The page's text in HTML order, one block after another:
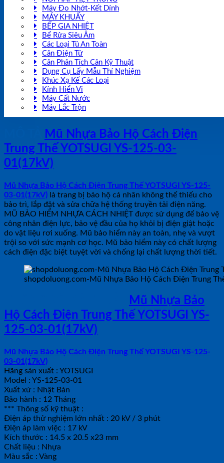
Máy Đo Nhớt-Kết Dính
MÁY KHUẤY
BẾP GIA NHIỆT
Bể Rửa Siêu Âm
Các Loại Tủ An Toàn
Cân Điện Tử
Cân Phân Tích Cân Kỹ Thuật
Dụng Cụ Lấy Mẫu Thí Nghiệm
Khúc Xạ Kế Các Loại
Kính Hiển Vi
Máy Cất Nước
Máy Lắc Trộn
Mũ Nhựa Bảo Hộ Cách Điện
Trung Thế YOTSUGI YS-125-03-
01(17kV)
Mũ Nhựa Bảo Hộ Cách Điện Trung Thế YOTSUGI YS-125-
03-01(17kV) là trang bị bảo hộ cá nhân không thể thiếu cho
bảo trì, lắp đặt và sửa chữa hệ thống truyền tải điện năng.
MŨ BẢO HIỂM NHỰA CÁCH NHIỆT được sử dụng để bảo vệ
công nhân điện lực, bảo vệ đầu của họ khỏi bị điện giật hoặc
do vật liệu rơi xuống. Mũ bảo hiểm này an toàn, nhẹ và vượt
trội so với sức mạnh cơ học. Mũ bảo hiểm này có chất lượng
cách điện đặc biệt tuyệt vời và chống lại chất lượng thời tiết.
shopdoluong.com-Mũ Nhựa Bảo Hộ Cách Điện Trung
Mũ Nhựa Bảo
Hộ Cách Điện Trung Thế YOTSUGI YS-
125-03-01(17kV)
Mũ Nhựa Bảo Hộ Cách Điện Trung Thế YOTSUGI YS-125-
03-01(17kV)
Hãng sản xuất : YOTSUGI
Model : YS-125-03-01
Xuất xứ : Nhật Bản
Bảo hành : 12 Tháng
*** Thông số kỹ thuật :
Điện áp thử nghiệm lớn nhất : 20 kV / 3 phút
Điện áp làm việc : 17 kV
Kích thước : 14.5 x 20.5 x23 mm
Chất liệu : Nhựa
Màu sắc : Vàng